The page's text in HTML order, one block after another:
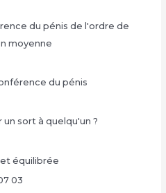
du pénis de l'ordre de
moyenne
du pénis
sort à quelqu'un ?
équilibrée
03